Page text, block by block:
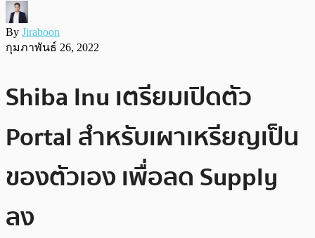
By Jiraboon
กุมภาพันธ์ 26, 2022
Shiba Inu เตรียมเปิดตัว
Portal สำหรับเผาเหรียญเป็น
ของตัวเอง เพื่อลด Supply
ลง